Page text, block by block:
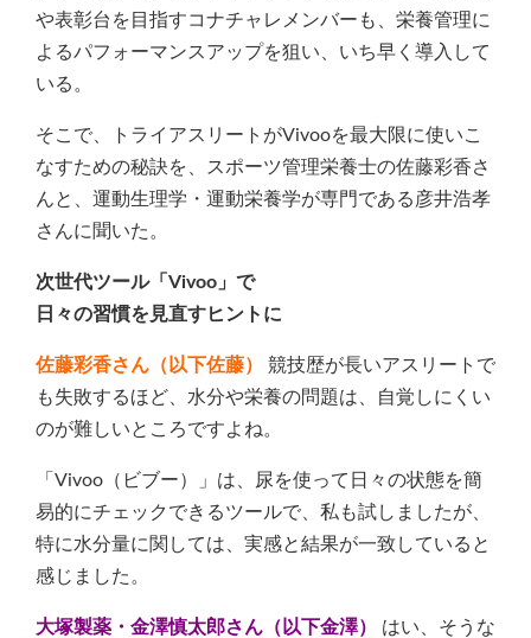
や表彰台を目指すコナチャレメンバーも、栄養管理に
よるパフォーマンスアップを狙い、いち早く導入して
いる。
そこで、トライアスリートがVivooを最大限に使いこ
なすための秘訣を、スポーツ管理栄養士の佐藤彩香さ
んと、運動生理学・運動栄養学が専門である彦井浩孝
さんに聞いた。
次世代ツール「Vivoo」で
日々の習慣を見直すヒントに
佐藤彩香さん（以下佐藤）
競技歴が長いアスリートで
も失敗するほど、水分や栄養の問題は、自覚しにくい
のが難しいところですよね。
「Vivoo（ビブー）」は、尿を使って日々の状態を簡
易的にチェックできるツールで、私も試しましたが、
特に水分量に関しては、実感と結果が一致していると
感じました。
大塚製薬・金澤慎太郎さん（以下金澤） はい、そうな